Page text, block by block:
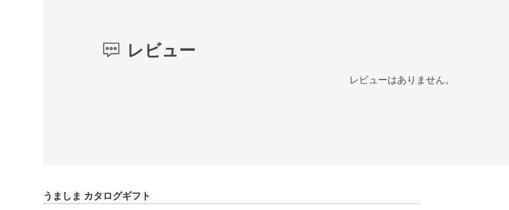
レビュー
レビューはありません。
うましま カタログギフト